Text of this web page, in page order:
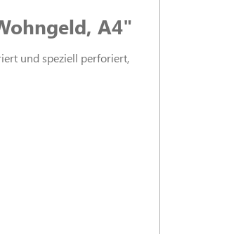
A4"
und speziell perforiert,